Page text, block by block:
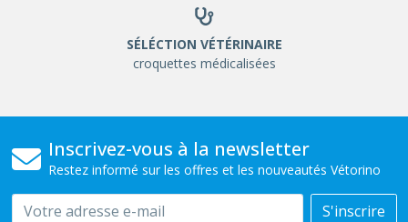
SÉLÉCTION VÉTÉRINAIRE
croquettes médicalisées
Inscrivez-vous à la newsletter
Restez informé sur les offres et les nouveautés Vétorino
Email S'inscrire